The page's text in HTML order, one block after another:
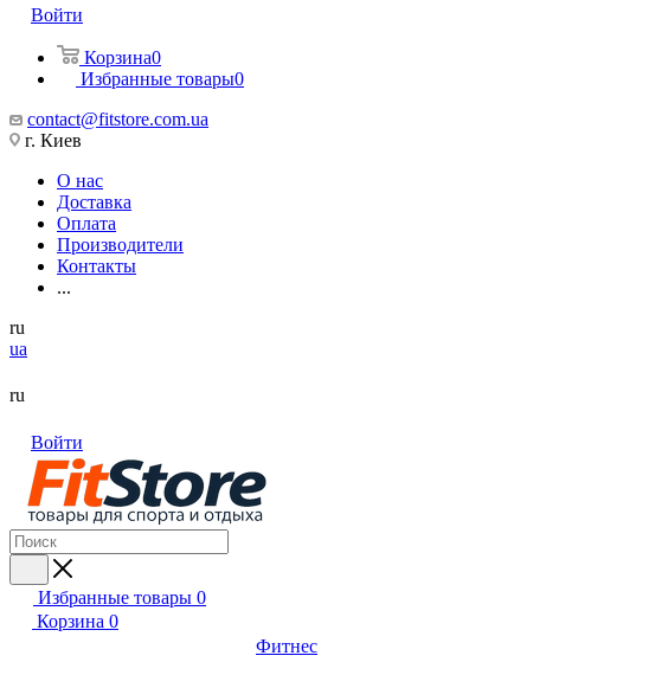
Войти
Корзина0
Избранные товары0
contact@fitstore.com.ua
г. Киев
О нас
Доставка
Оплата
Производители
Контакты
...
ru
ua
ru
Войти
Избранные товары 0
Корзина 0
Фитнес